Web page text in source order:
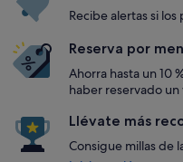
Recibe alertas si
Reserva por
Ahorra hasta un 10
haber reservado un
Llévate más
Consigue millas de